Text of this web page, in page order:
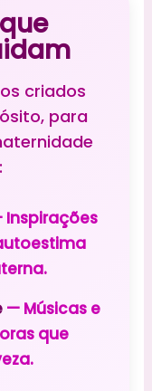
criados
para
— Músicas e
que